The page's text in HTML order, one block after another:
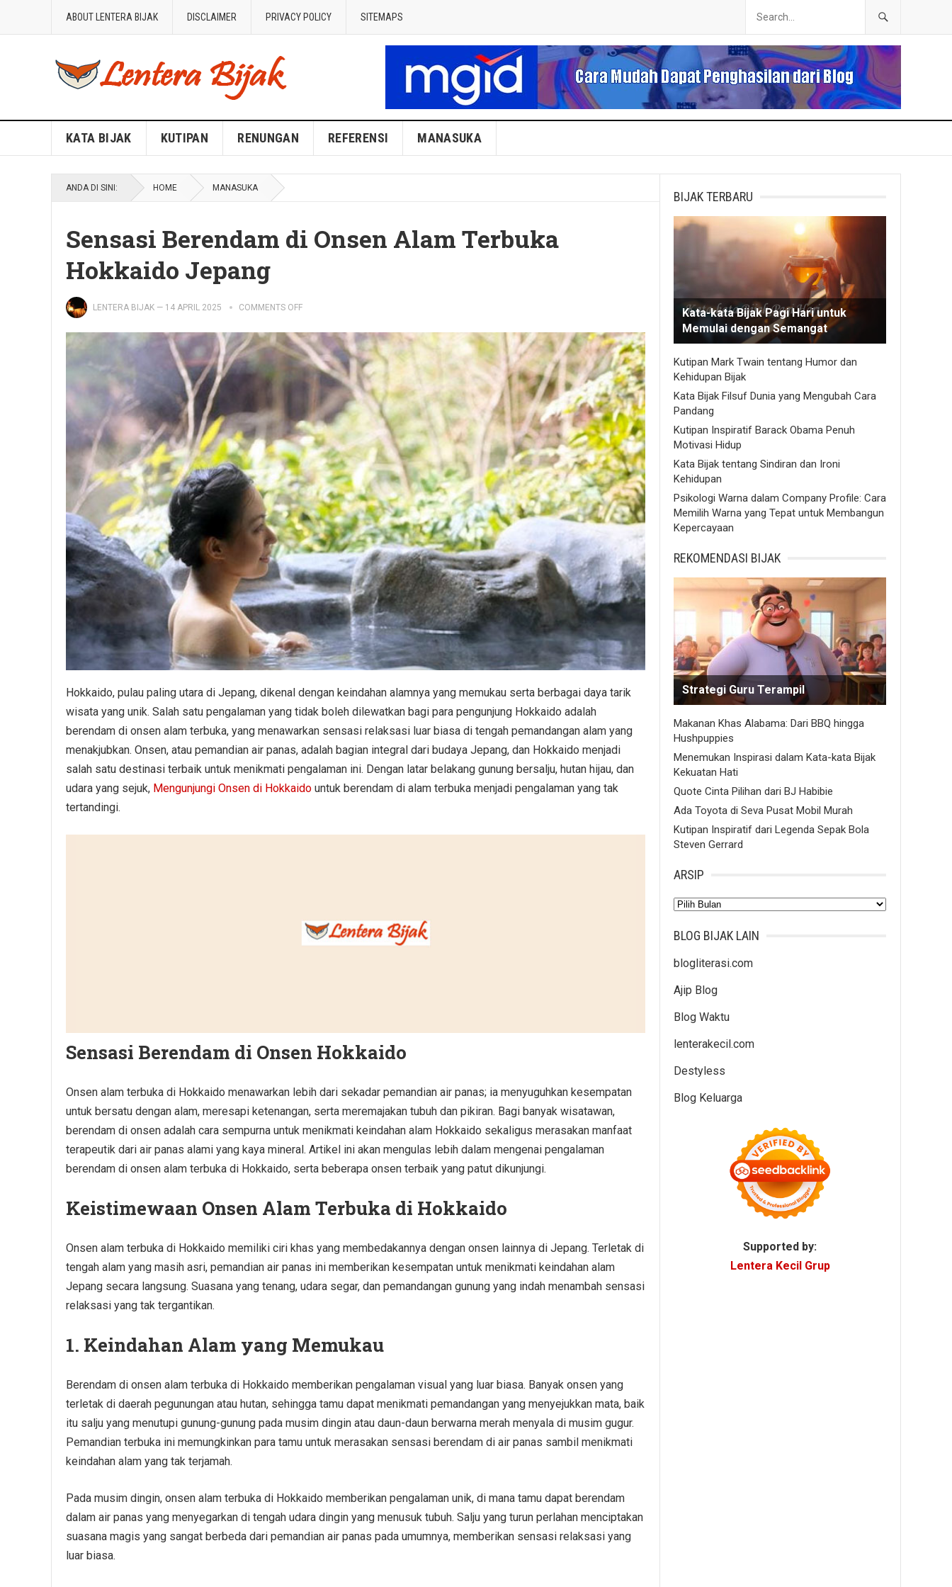
ABOUT LENTERA BIJAK DISCLAIMER PRIVACY POLICY SITEMAPS
Blog Lentera Bijak
KATA BIJAK KUTIPAN RENUNGAN REFERENSI MANASUKA
ANDA DI SINI: HOME MANASUKA
Sensasi Berendam di Onsen Alam Terbuka
Hokkaido Jepang
LENTERA BIJAK — 14 APRIL 2025 COMMENTS OFF
Hokkaido, pulau paling utara di Jepang, dikenal dengan keindahan alamnya yang memukau serta berbagai daya tarik
wisata yang unik. Salah satu pengalaman yang tidak boleh dilewatkan bagi para pengunjung Hokkaido adalah
berendam di onsen alam terbuka, yang menawarkan sensasi relaksasi luar biasa di tengah pemandangan alam yang
menakjubkan. Onsen, atau pemandian air panas, adalah bagian integral dari budaya Jepang, dan Hokkaido menjadi
salah satu destinasi terbaik untuk menikmati pengalaman ini. Dengan latar belakang gunung bersalju, hutan hijau, dan
udara yang sejuk, Mengunjungi Onsen di Hokkaido untuk berendam di alam terbuka menjadi pengalaman yang tak
tertandingi.
Sensasi Berendam di Onsen Hokkaido
Onsen alam terbuka di Hokkaido menawarkan lebih dari sekadar pemandian air panas; ia menyuguhkan kesempatan
untuk bersatu dengan alam, meresapi ketenangan, serta meremajakan tubuh dan pikiran. Bagi banyak wisatawan,
berendam di onsen adalah cara sempurna untuk menikmati keindahan alam Hokkaido sekaligus merasakan manfaat
terapeutik dari air panas alami yang kaya mineral. Artikel ini akan mengulas lebih dalam mengenai pengalaman
berendam di onsen alam terbuka di Hokkaido, serta beberapa onsen terbaik yang patut dikunjungi.
Keistimewaan Onsen Alam Terbuka di Hokkaido
Onsen alam terbuka di Hokkaido memiliki ciri khas yang membedakannya dengan onsen lainnya di Jepang. Terletak di
tengah alam yang masih asri, pemandian air panas ini memberikan kesempatan untuk menikmati keindahan alam
Jepang secara langsung. Suasana yang tenang, udara segar, dan pemandangan gunung yang indah menambah sensasi
relaksasi yang tak tergantikan.
1. Keindahan Alam yang Memukau
Berendam di onsen alam terbuka di Hokkaido memberikan pengalaman visual yang luar biasa. Banyak onsen yang
terletak di daerah pegunungan atau hutan, sehingga tamu dapat menikmati pemandangan yang menyejukkan mata, baik
itu salju yang menutupi gunung-gunung pada musim dingin atau daun-daun berwarna merah menyala di musim gugur.
Pemandian terbuka ini memungkinkan para tamu untuk merasakan sensasi berendam di air panas sambil menikmati
keindahan alam yang tak terjamah.
Pada musim dingin, onsen alam terbuka di Hokkaido memberikan pengalaman unik, di mana tamu dapat berendam
dalam air panas yang menyegarkan di tengah udara dingin yang menusuk tubuh. Salju yang turun perlahan menciptakan
suasana magis yang sangat berbeda dari pemandian air panas pada umumnya, memberikan sensasi relaksasi yang
luar biasa.
BIJAK TERBARU
Kata-kata Bijak Pagi Hari untuk
Memulai dengan Semangat
Kutipan Mark Twain tentang Humor dan
Kehidupan Bijak
Kata Bijak Filsuf Dunia yang Mengubah Cara
Pandang
Kutipan Inspiratif Barack Obama Penuh
Motivasi Hidup
Kata Bijak tentang Sindiran dan Ironi
Kehidupan
Psikologi Warna dalam Company Profile: Cara
Memilih Warna yang Tepat untuk Membangun
Kepercayaan
REKOMENDASI BIJAK
Strategi Guru Terampil
Makanan Khas Alabama: Dari BBQ hingga
Hushpuppies
Menemukan Inspirasi dalam Kata-kata Bijak
Kekuatan Hati
Quote Cinta Pilihan dari BJ Habibie
Ada Toyota di Seva Pusat Mobil Murah
Kutipan Inspiratif dari Legenda Sepak Bola
Steven Gerrard
ARSIP
Arsip
BLOG BIJAK LAIN
blogliterasi.com
Ajip Blog
Blog Waktu
lenterakecil.com
Destyless
Blog Keluarga
Supported by:
Lentera Kecil Grup